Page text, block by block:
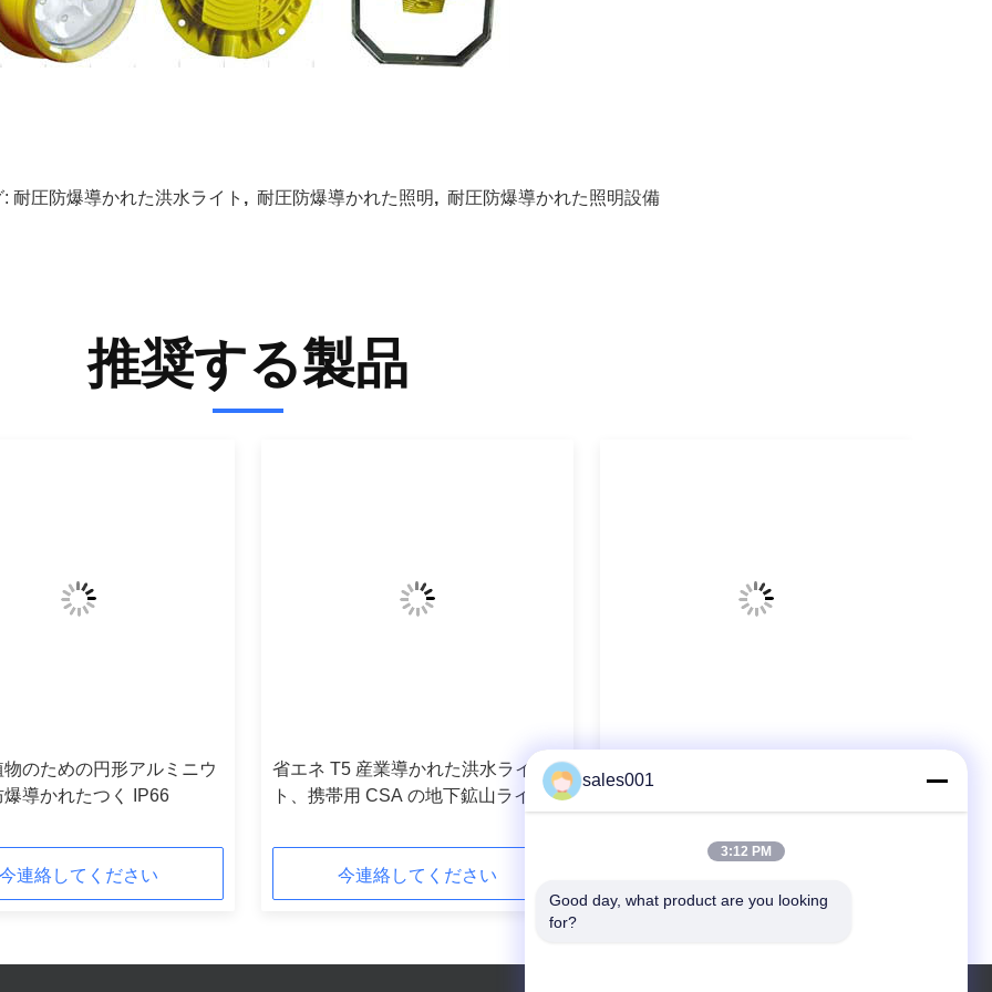
: 耐圧防爆導かれた洪水ライト , 耐圧防爆導かれた照明, 耐圧防爆導かれた照明設備
推奨する製品
のための円形アルミニウ
導かれたつく IP66
今連絡してください
省エネ T5 産業導かれた洪水ライ
ト、携帯用 CSA の地下鉱山ライト
今連絡してください
薬学の植物のための工場産業 LED
sales001
3:12 PM
Good day, what product are you looking
for?